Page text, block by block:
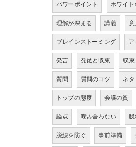
パワーポイント ホワイト
理解が深まる 講義 意
ブレインストーミング ア
発言 発散と収束 収束
質問 質問のコツ ネタ
トップの態度 会議の質
論点 噛み合わない 脱
脱線を防ぐ 事前準備